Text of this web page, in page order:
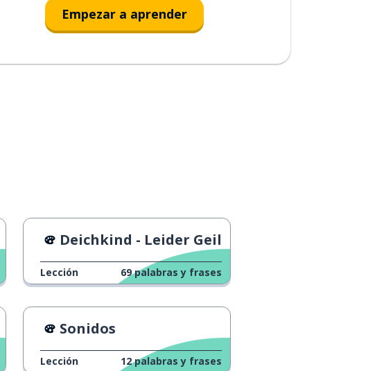
Empezar a aprender
Deichkind - Leider Geil
Lección 69 palabras y frases
Sonidos
Lección 12 palabras y frases